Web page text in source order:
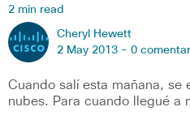
2 min read
Cheryl Hewett
2 May 2013 - 0
Cuando salí esta mañana, se
nubes. Para cuando llegué a